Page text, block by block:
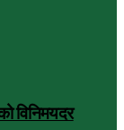
विनिमयदर